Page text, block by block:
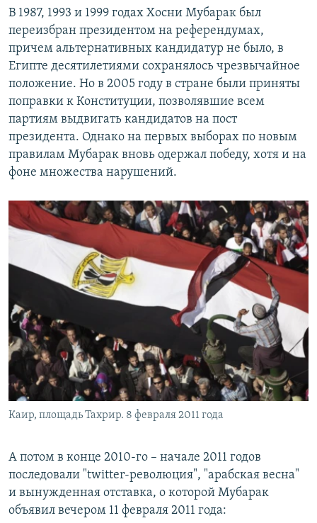
В 1987, 1993 и 1999 годах Хосни Мубарак был
переизбран президентом на референдумах,
причем альтернативных кандидатур не было, в
Египте десятилетиями сохранялось чрезвычайное
положение. Но в 2005 году в стране были приняты
поправки к Конституции, позволявшие всем
партиям выдвигать кандидатов на пост
президента. Однако на первых выборах по новым
правилам Мубарак вновь одержал победу, хотя и на
фоне множества нарушений.
Каир, площадь Тахрир. 8 февраля 2011 года
А потом в конце 2010-го – начале 2011 годов
последовали "twitter-революция", "арабская весна"
и вынужденная отставка, о которой Мубарак
объявил вечером 11 февраля 2011 года: